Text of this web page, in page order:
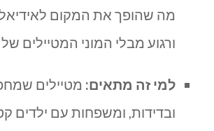
מה שהופך את המקום
ורגוע מבלי המוני המטיילים
למי זה מתאים: מטיילים
ובדידות, ומשפחות עם ילדים